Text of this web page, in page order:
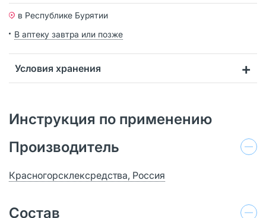
в Республике Бурятии
В аптеку завтра или позже
Условия хранения
Инструкция по применению
Производитель
Красногорсклексредства, Россия
Состав